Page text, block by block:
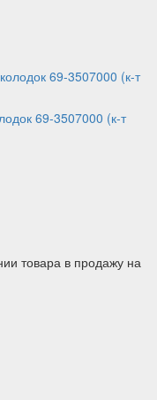
69-3507000 (к-т
товара в продажу на